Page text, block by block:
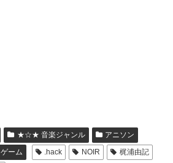
★☆★ 音楽ジャンル
アニソン
ゲーム .hack NOIR
梶浦由記